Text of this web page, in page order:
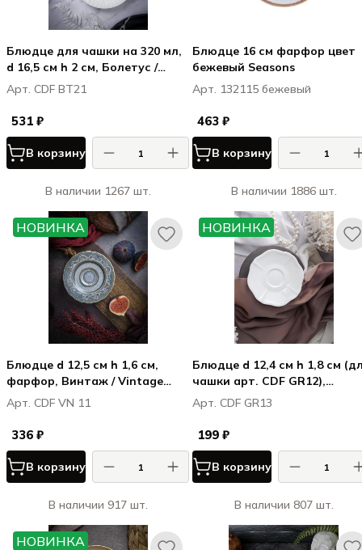
Блюдце для чашки на 320 мл,
d 16,5 см h 2 см, Болетус /
Boletus
Арт. CDF BT21
531 ₽
В корзину
В наличии 1267 шт.
Блюдце 16 см фарфор цвет
бежевый Seasons
Арт. 132115 бежевый
463 ₽
В корзину
В наличии 1886 шт.
НОВИНКА
Блюдце d 12,5 см h 1,6 см,
фарфор, Винтаж / Vintage
(для чашки CDF VN 10)
Арт. CDF VN 11
336 ₽
В корзину
В наличии 917 шт.
НОВИНКА
Блюдце d 12,4 см h 1,8 см
чашки арт. CDF GR12),
фарфор, Грация / Grazia
Арт. CDF GR13
199 ₽
В корзину
В наличии 807 шт.
НОВИНКА